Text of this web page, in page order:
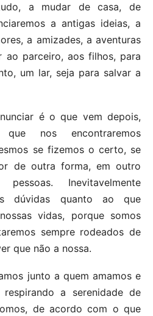
a mudar de casa, de
a antigas ideias, a
a amizades, a aventuras
ao parceiro, aos filhos, para
um lar, seja para salvar a
é o que vem depois,
nos encontraremos
se fizemos o certo, se
de outra forma, em outro
Inevitavelmente
dúvidas quanto ao que
vidas, porque somos
sempre rodeados de
que não a nossa.
junto a quem amamos e
a serenidade de
de acordo com o que